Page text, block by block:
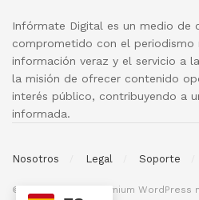
Infórmate Digital es un medio de
comprometido con el periodismo
información veraz y el servicio a
la misión de ofrecer contenido
interés público, contribuyendo a
informada.
Nosotros Legal Soporte
© 2026 - Premium WordPress